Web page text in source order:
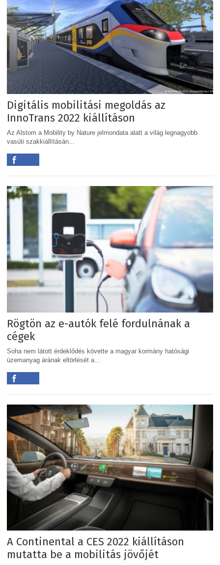
Digitális mobilitási megoldás az
InnoTrans 2022 kiállításon
Az Alstom a Mobility by Nature jelmondata alatt a világ legnagyobb
vasúti szakkiállításán...
Rögtön az e-autók felé fordulnának a
cégek
Soha nem látott érdeklődés követte a magyar kormány hatósági
üzemanyag árának eltörlését a...
A Continental a CES 2022 kiállításon
mutatta be a mobilitás jövőjét